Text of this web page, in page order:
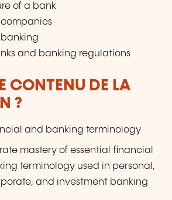
of a bank
and banking regulations
CONTENU DE LA
?
and banking terminology
mastery of essential financial
terminology used in personal,
and investment banking